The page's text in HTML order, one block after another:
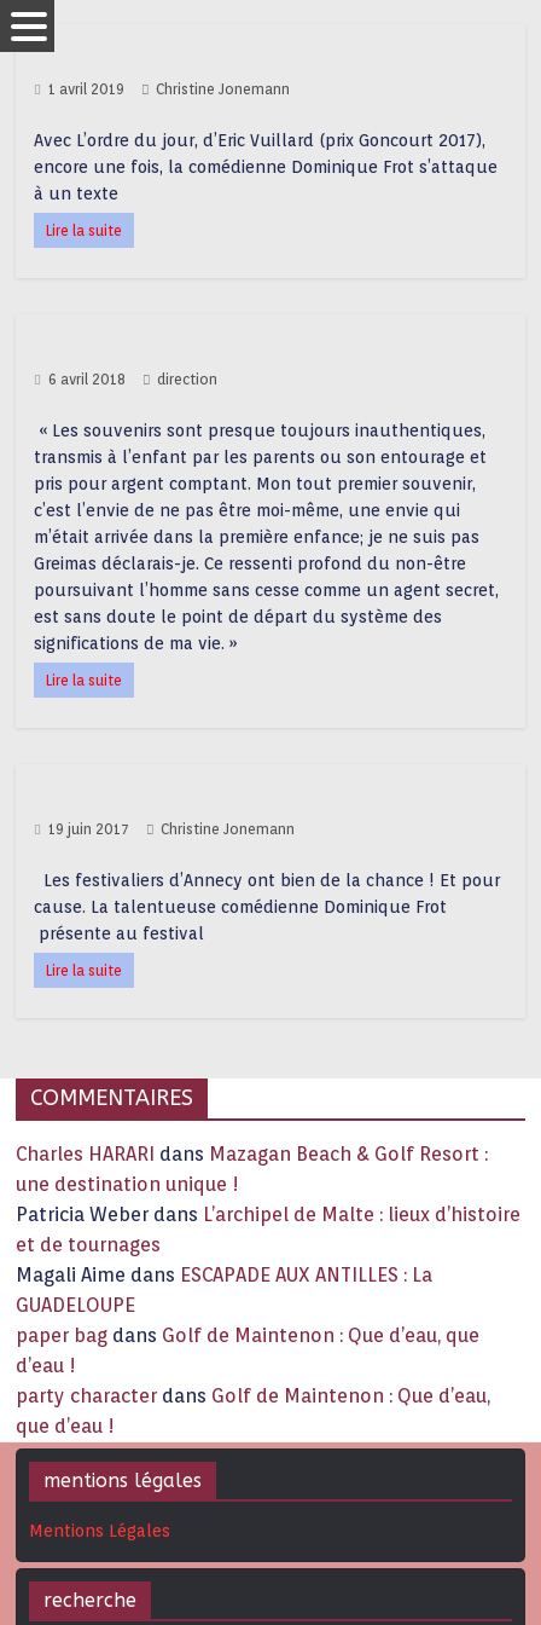
1 avril 2019 Christine Jonemann
Avec L’ordre du jour, d’Eric Vuillard (prix Goncourt 2017),
encore une fois, la comédienne Dominique Frot s’attaque
à un texte
Lire la suite
6 avril 2018 direction
« Les souvenirs sont presque toujours inauthentiques,
transmis à l’enfant par les parents ou son entourage et
pris pour argent comptant. Mon tout premier souvenir,
c’est l’envie de ne pas être moi-même, une envie qui
m’était arrivée dans la première enfance; je ne suis pas
Greimas déclarais-je. Ce ressenti profond du non-être
poursuivant l’homme sans cesse comme un agent secret,
est sans doute le point de départ du système des
significations de ma vie. »
Lire la suite
19 juin 2017 Christine Jonemann
Les festivaliers d’Annecy ont bien de la chance ! Et pour
cause. La talentueuse comédienne Dominique Frot
présente au festival
Lire la suite
COMMENTAIRES
Charles HARARI dans Mazagan Beach & Golf Resort :
une destination unique !
Patricia Weber dans L’archipel de Malte : lieux d’histoire
et de tournages
Magali Aime dans ESCAPADE AUX ANTILLES : La
GUADELOUPE
paper bag dans Golf de Maintenon : Que d’eau, que
d’eau !
party character dans Golf de Maintenon : Que d’eau,
que d’eau !
mentions légales
Mentions Légales
recherche